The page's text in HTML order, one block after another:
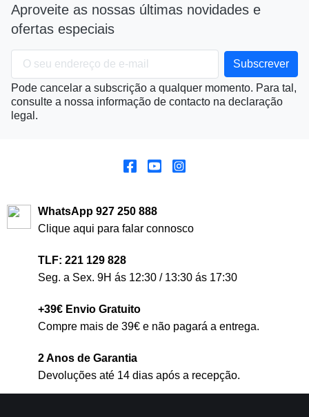
Aproveite as nossas últimas novidades e
ofertas especiais
Pode cancelar a subscrição a qualquer momento. Para tal,
consulte a nossa informação de contacto na declaração
legal.
WhatsApp 927 250 888
Clique aqui para falar connosco
TLF: 221 129 828
Seg. a Sex. 9H ás 12:30 / 13:30 ás 17:30
+39€ Envio Gratuito
Compre mais de 39€ e não pagará a entrega.
2 Anos de Garantia
Devoluções até 14 dias após a recepção.